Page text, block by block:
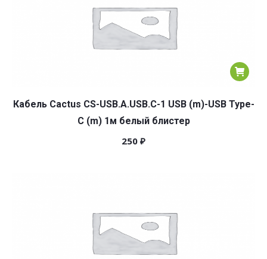
Кабель Cactus CS-USB.A.USB.C-1 USB (m)-USB Type-
C (m) 1м белый блистер
250 ₽